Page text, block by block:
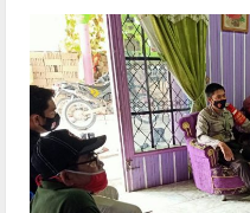
Desa
Purwodadi
Sambang
Tokoh
Masyarakat